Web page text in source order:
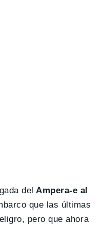
del Ampera-e al
que las últimas
pero que ahora